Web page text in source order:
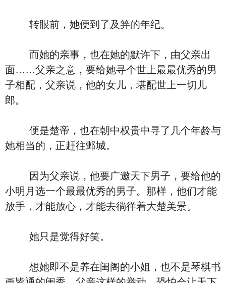
转眼前，她便到了及笄的年纪。
而她的亲事，也在她的默许下，由父亲出
面……父亲之意，要给她寻个世上最最优秀的男
子相配，父亲说，他的女儿，堪配世上一切儿
郎。
便是楚帝，也在朝中权贵中寻了几个年龄与
她相当的，正赶往邺城。
因为父亲说，他要广邀天下男子，要给他的
小明月选一个最最优秀的男子。那样，他们才能
放手，才能放心，才能去徜徉着大楚美景。
她只是觉得好笑。
想她即不是养在闺阁的小姐，也不是琴棋书